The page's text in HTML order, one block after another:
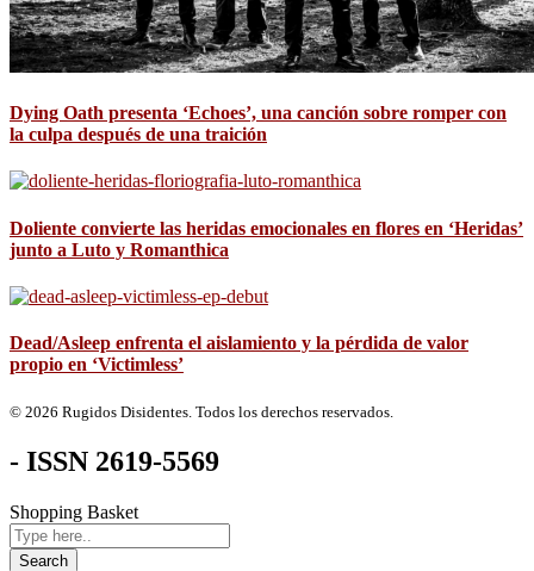
Dying Oath presenta ‘Echoes’, una canción sobre romper con
la culpa después de una traición
Doliente convierte las heridas emocionales en flores en ‘Heridas’
junto a Luto y Romanthica
Dead/Asleep enfrenta el aislamiento y la pérdida de valor
propio en ‘Victimless’
© 2026 Rugidos Disidentes. Todos los derechos reservados.
- ISSN 2619-5569
Shopping Basket